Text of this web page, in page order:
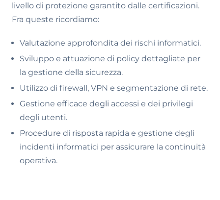
livello di protezione garantito dalle certificazioni.
Fra queste ricordiamo:
Valutazione approfondita dei rischi informatici.
Sviluppo e attuazione di policy dettagliate per
la gestione della sicurezza.
Utilizzo di firewall, VPN e segmentazione di rete.
Gestione efficace degli accessi e dei privilegi
degli utenti.
Procedure di risposta rapida e gestione degli
incidenti informatici per assicurare la continuità
operativa.